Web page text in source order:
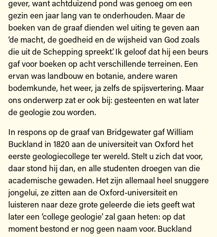
gever, want achtduizend pond was genoeg om een
gezin een jaar lang van te onderhouden. Maar de
boeken van de graaf dienden wel uiting te geven aan
‘de macht, de goedheid en de wijsheid van God zoals
die uit de Schepping spreekt’. Ik geloof dat hij een beurs
gaf voor boeken op acht verschillende terreinen. Een
ervan was landbouw en botanie, andere waren
bodemkunde, het weer, ja zelfs de spijsvertering. Maar
ons onderwerp zat er ook bij: gesteenten en wat later
de geologie zou worden.
In respons op de graaf van Bridgewater gaf William
Buckland in 1820 aan de universiteit van Oxford het
eerste geologiecollege ter wereld. Stelt u zich dat voor,
daar stond hij dan, en alle studenten droegen van die
academische gewaden. Het zijn allemaal heel snuggere
jongelui, ze zitten aan de Oxford-universiteit en
luisteren naar deze grote geleerde die iets geeft wat
later een ‘college geologie’ zal gaan heten: op dat
moment bestond er nog geen naam voor. Buckland